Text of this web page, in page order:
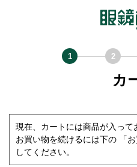
カ
現在、カートには商品が入って
お買い物を続けるには下の 「
してください。